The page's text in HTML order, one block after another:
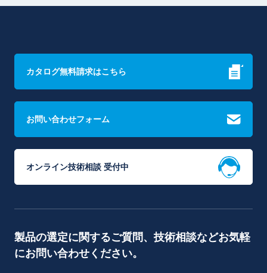
カタログ無料請求はこちら
お問い合わせフォーム
オンライン技術相談 受付中
製品の選定に関するご質問、技術相談などお気軽
にお問い合わせください。